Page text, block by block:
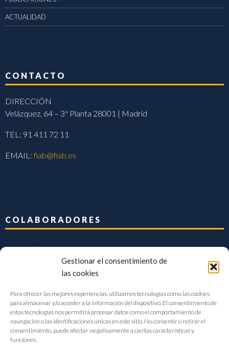
Gestionar el consentimiento de
las cookies
Para ofrecer las mejores experiencias, utilizamos tecnologías como las cookies
para almacenar y/o acceder a la información del dispositivo. El consentimiento de
estas tecnologías nos permitirá procesar datos como el comportamiento de
navegación o las identificaciones únicas en este sitio. No consentir o retirar el
consentimiento, puede afectar negativamente a ciertas características y
funciones.
ACTUALIDAD
CONTACTO
DIRECCIÓN
Velázquez, 64 – 3ª Planta 28001 | Madrid
TEL: 91 411 72 11
EMAIL:fiab@fiab.es
COLABORADORES